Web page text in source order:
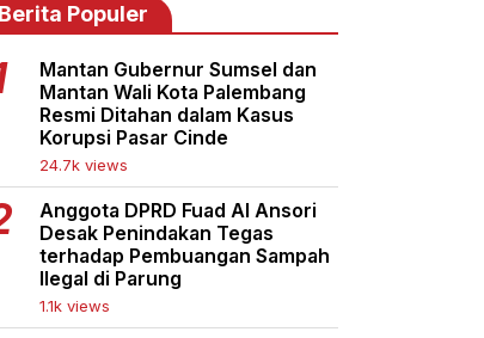
Berita Populer
Mantan Gubernur Sumsel dan
Mantan Wali Kota Palembang
Resmi Ditahan dalam Kasus
Korupsi Pasar Cinde
24.7k views
Anggota DPRD Fuad Al Ansori
Desak Penindakan Tegas
terhadap Pembuangan Sampah
Ilegal di Parung
1.1k views